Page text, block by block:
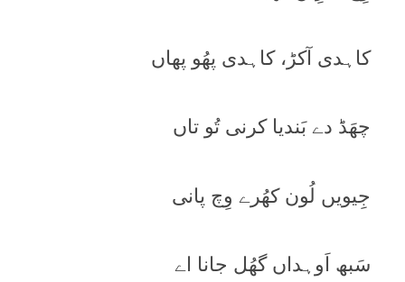
کاہدی آکڑ، کاہدی پھُو پھاں
چھَڈ دے بَندیا کرنی تُو تاں
جِیویں لُون کھُرے وِچ پانی
سَبھ اَوہداں گھُل جانا اے